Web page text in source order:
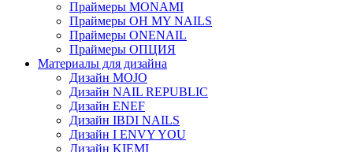
Праймеры MONAMI
Праймеры OH MY NAILS
Праймеры ONENAIL
Праймеры ОПЦИЯ
Материалы для дизайна
Дизайн MOJO
Дизайн NAIL REPUBLIC
Дизайн ENEF
Дизайн IBDI NAILS
Дизайн I ENVY YOU
Дизайн KIEMI